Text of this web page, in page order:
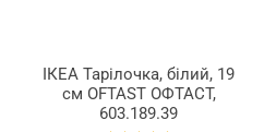
ІКЕА Тарілочка, білий, 19
см OFTAST ОФТАСТ,
603.189.39